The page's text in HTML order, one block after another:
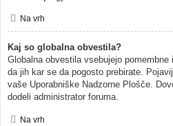
Na vrh
Kaj so globalna obvestila?
Globalna obvestila vsebujejo
da jih kar se da pogosto prebirate.
vaše Uporabniške Nadzorne Plošče.
dodeli administrator foruma.
Na vrh